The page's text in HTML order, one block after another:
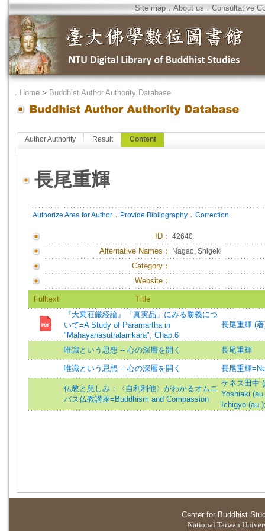
Site map．About us．Consultative
． Home > Buddhist Author Authority Database
Author Authority Result Content
長尾重輝
Authorize Area for Author ． Provide Bibliography ． Correction
ID ： 42640
Alternative Names： Nagao, Shigeki
Category：
Website：
Fulltext
Title
『大乗荘厳経論』「真実品」にみる勝義につ
いて=A Study of Paramartha in
"Mahayanasutralamkara", Chap.6
長尾重輝 (
唯識という思想 -- 心の深層を開く 長尾重輝
唯識という思想 -- 心の深層を開く 長尾重輝
仏教と慈しみ：〈自利利他〉がわかるオムニ
バス仏教講座=Buddhism and Compassion
ケネス田中
Yoshiaki
Ichigyo (au.)
Center for Buddhist
National Taiwan